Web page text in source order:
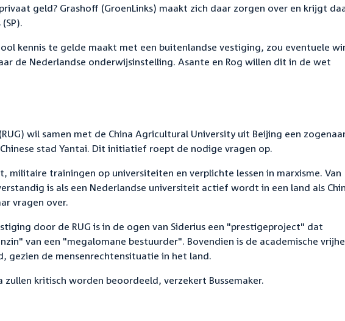
geld? Grashoff (GroenLinks) maakt zich daar zorgen over en krijgt
kennis te gelde maakt met een buitenlandse vestiging, zou eventuele
de Nederlandse onderwijsinstelling. Asante en Rog willen dit in de wet
wil samen met de China Agricultural University uit Beijing een
stad Yantai. Dit initiatief roept de nodige vragen op.
militaire trainingen op universiteiten en verplichte lessen in marxisme. Van
is als een Nederlandse universiteit actief wordt in een land als
vragen over.
door de RUG is in de ogen van Siderius een "prestigeproject" dat
van een "megalomane bestuurder". Bovendien is de academische
gezien de mensenrechtensituatie in het land.
zullen kritisch worden beoordeeld, verzekert Bussemaker.